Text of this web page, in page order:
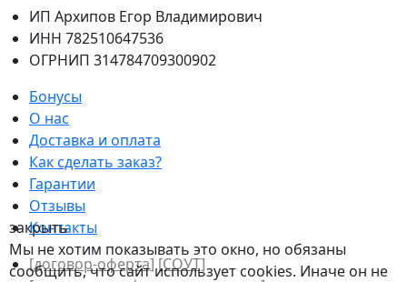
закрыть
Мы не хотим показывать это окно, но обязаны
сообщить, что сайт использует cookies. Иначе он не
ИП Архипов Егор Владимирович
ИНН 782510647536
ОГРНИП 314784709300902
Бонусы
О нас
Доставка и оплата
Как сделать заказ?
Гарантии
Отзывы
Контакты
[договор-оферта] [СОУТ]